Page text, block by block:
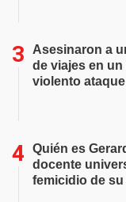
Asesinaron a
de viajes en un
violento
Quién es
docente
femicidio de